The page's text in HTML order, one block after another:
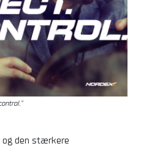
og den stærkere